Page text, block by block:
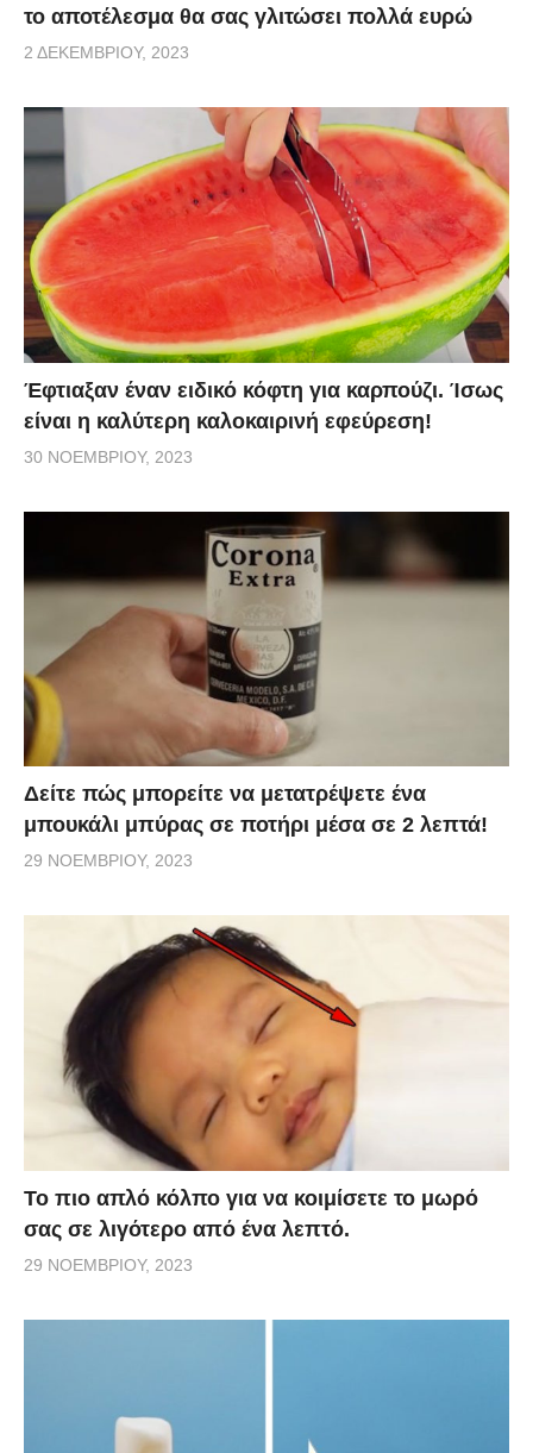
το αποτέλεσμα θα σας γλιτώσει πολλά ευρώ
2 ΔΕΚΕΜΒΡΊΟΥ, 2023
Έφτιαξαν έναν ειδικό κόφτη για καρπούζι. Ίσως
είναι η καλύτερη καλοκαιρινή εφεύρεση!
30 ΝΟΕΜΒΡΊΟΥ, 2023
Δείτε πώς μπορείτε να μετατρέψετε ένα
μπουκάλι μπύρας σε ποτήρι μέσα σε 2 λεπτά!
29 ΝΟΕΜΒΡΊΟΥ, 2023
Το πιο απλό κόλπο για να κοιμίσετε το μωρό
σας σε λιγότερο από ένα λεπτό.
29 ΝΟΕΜΒΡΊΟΥ, 2023